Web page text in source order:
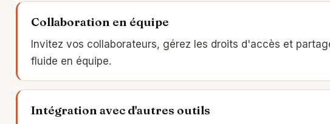
Collaboration en équipe
Invitez vos collaborateurs, gérez les droits d'accès et
fluide en équipe.
Intégration avec d'autres outils